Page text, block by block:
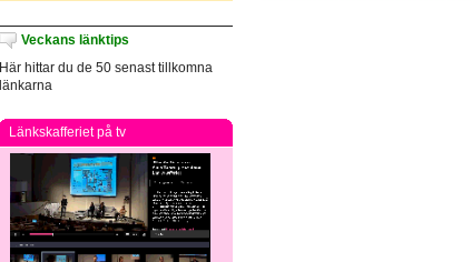
Veckans länktips
Här hittar du de 50 senast tillkomna
länkarna
Länkskafferiet på tv